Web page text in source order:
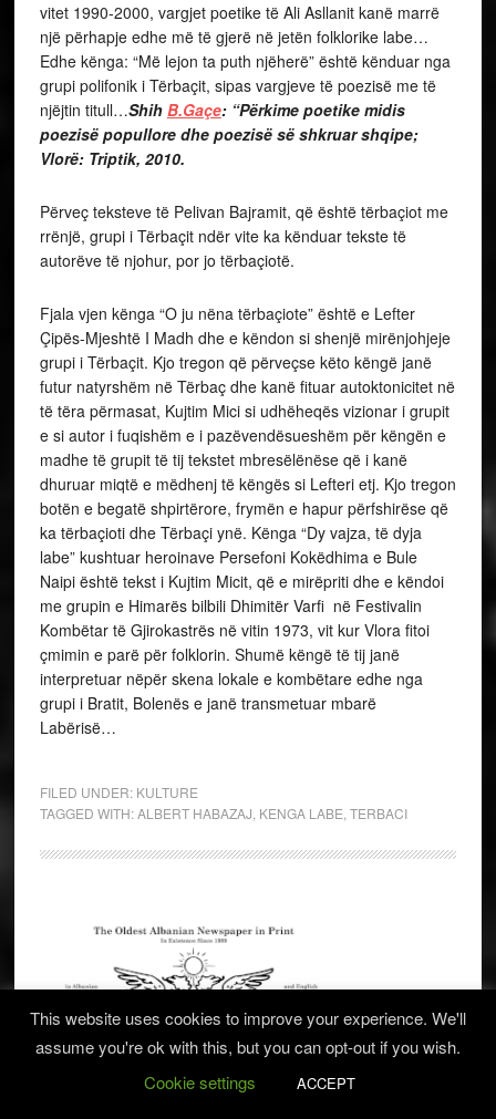
vitet 1990-2000, vargjet poetike të Ali Asllanit kanë marrë
një përhapje edhe më të gjerë në jetën folklorike labe…
Edhe kënga: “Më lejon ta puth njëherë” është kënduar nga
grupi polifonik i Tërbaçit, sipas vargjeve të poezisë me të
njëjtin titull…Shih B.Gaçe: “Përkime poetike midis
poezisë popullore dhe poezisë së shkruar shqipe;
Vlorë: Triptik, 2010.
Përveç teksteve të Pelivan Bajramit, që është tërbaçiot me
rrënjë, grupi i Tërbaçit ndër vite ka kënduar tekste të
autorëve të njohur, por jo tërbaçiotë.
Fjala vjen kënga “O ju nëna tërbaçiote” është e Lefter
Çipës-Mjeshtë I Madh dhe e këndon si shenjë mirënjohjeje
grupi i Tërbaçit. Kjo tregon që përveçse këto këngë janë
futur natyrshëm në Tërbaç dhe kanë fituar autoktonicitet në
të tëra përmasat, Kujtim Mici si udhëheqës vizionar i grupit
e si autor i fuqishëm e i pazëvendësueshëm për këngën e
madhe të grupit të tij tekstet mbresëlënëse që i kanë
dhuruar miqtë e mëdhenj të këngës si Lefteri etj. Kjo tregon
botën e begatë shpirtërore, frymën e hapur përfshirëse që
ka tërbaçioti dhe Tërbaçi ynë. Kënga “Dy vajza, të dyja
labe” kushtuar heroinave Persefoni Kokëdhima e Bule
Naipi është tekst i Kujtim Micit, që e mirëpriti dhe e këndoi
me grupin e Himarës bilbili Dhimitër Varfi në Festivalin
Kombëtar të Gjirokastrës në vitin 1973, vit kur Vlora fitoi
çmimin e parë për folklorin. Shumë këngë të tij janë
interpretuar nëpër skena lokale e kombëtare edhe nga
grupi i Bratit, Bolenës e janë transmetuar mbarë
Labërisë…
FILED UNDER: KULTURE
TAGGED WITH:ALBERT HABAZAJ KENGA LABE TERBACI
This website uses cookies to improve your experience. We'll
assume you're ok with this, but you can opt-out if you wish.
Cookie settings
ACCEPT